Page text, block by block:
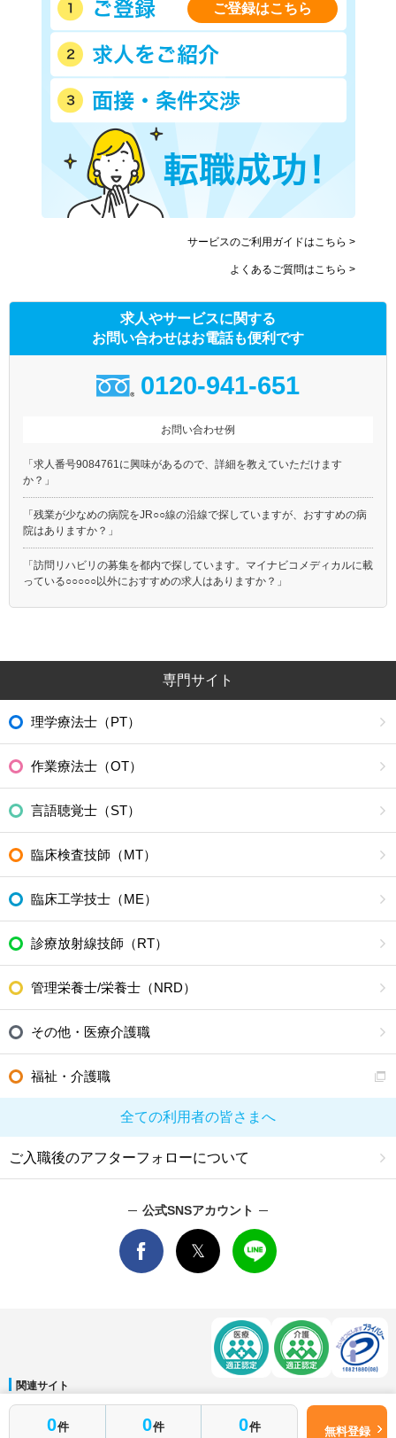
0件 0件 0件 無料登録
ご登録はこちら
サービスのご利用ガイドはこちら >
よくあるご質問はこちら >
求人やサービスに関する
お問い合わせはお電話も便利です
0120-941-651
お問い合わせ例
「求人番号9084761に興味があるので、詳細を教えていただけます
か？」
「残業が少なめの病院をJR○○線の沿線で探していますが、おすすめの病
院はありますか？」
「訪問リハビリの募集を都内で探しています。マイナビコメディカルに載
っている○○○○○以外におすすめの求人はありますか？」
専門サイト
理学療法士（PT）
作業療法士（OT）
言語聴覚士（ST）
臨床検査技師（MT）
臨床工学技士（ME）
診療放射線技師（RT）
管理栄養士/栄養士（NRD）
その他・医療介護職
福祉・介護職
全ての利用者の皆さまへ
ご入職後のアフターフォローについて
公式SNSアカウント
関連サイト
マイナビDOCTOR│マイナビ看護師│マイナビ薬剤師│マイナビ保育士
運営会社